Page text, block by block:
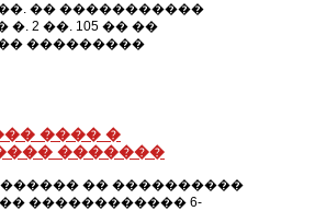
�� �����������
2 ��. 105 �� ��
���������
���� �
�������
�� ����������
������������ 6-